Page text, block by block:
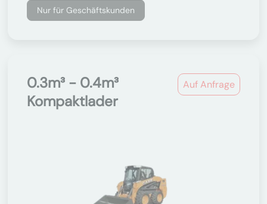
Nur für Geschäftskunden
Auf Anfrage
0.3m³ - 0.4m³
Kompaktlader